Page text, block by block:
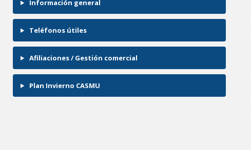
Información general
Teléfonos útiles
Afiliaciones / Gestión comercial
Plan Invierno CASMU